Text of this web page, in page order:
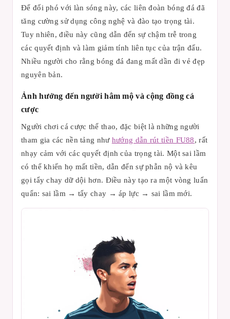
Để đối phó với làn sóng này, các liên đoàn bóng đá đã
tăng cường sử dụng công nghệ và đào tạo trọng tài.
Tuy nhiên, điều này cũng dẫn đến sự chậm trễ trong
các quyết định và làm giảm tính liên tục của trận đấu.
Nhiều người cho rằng bóng đá đang mất dần đi vẻ đẹp
nguyên bản.
Ảnh hưởng đến người hâm mộ và cộng đồng cá
cược
Người chơi cá cược thể thao, đặc biệt là những người
tham gia các nền tảng như hướng dẫn rút tiền FU88, rất
nhạy cảm với các quyết định của trọng tài. Một sai lầm
có thể khiến họ mất tiền, dẫn đến sự phẫn nộ và kêu
gọi tẩy chay dữ dội hơn. Điều này tạo ra một vòng luẩn
quẩn: sai lầm → tẩy chay → áp lực → sai lầm mới.